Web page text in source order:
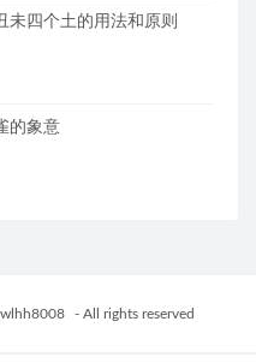
未四个土的用法和原则
的象意
- All rights reserved